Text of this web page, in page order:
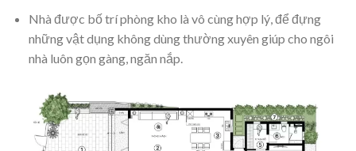
Nhà được bố trí phòng kho là vô cùng hợp lý, để đựng
những vật dụng không dùng thường xuyên giúp cho ngôi
nhà luôn gọn gàng, ngăn nắp.